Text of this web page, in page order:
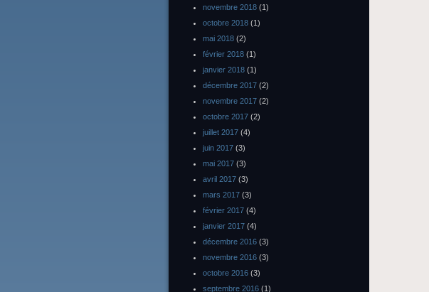
novembre 2018 (1)
octobre 2018 (1)
mai 2018 (2)
février 2018 (1)
janvier 2018 (1)
décembre 2017 (2)
novembre 2017 (2)
octobre 2017 (2)
juillet 2017 (4)
juin 2017 (3)
mai 2017 (3)
avril 2017 (3)
mars 2017 (3)
février 2017 (4)
janvier 2017 (4)
décembre 2016 (3)
novembre 2016 (3)
octobre 2016 (3)
septembre 2016 (1)